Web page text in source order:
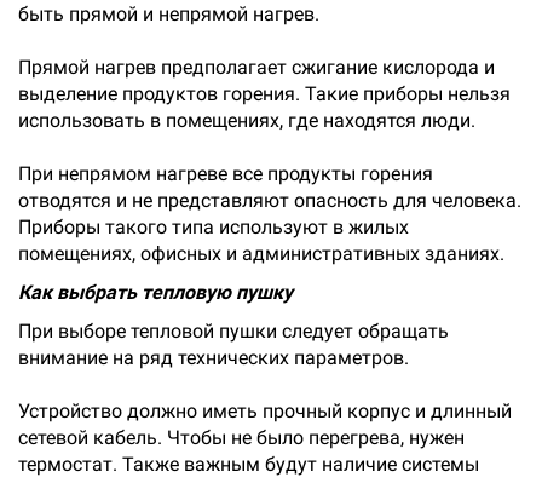
быть прямой и непрямой нагрев.
Прямой нагрев предполагает сжигание кислорода и
выделение продуктов горения. Такие приборы нельзя
использовать в помещениях, где находятся люди.
При непрямом нагреве все продукты горения
отводятся и не представляют опасность для человека.
Приборы такого типа используют в жилых
помещениях, офисных и административных зданиях.
Как выбрать тепловую пушку
При выборе тепловой пушки следует обращать
внимание на ряд технических параметров.
Устройство должно иметь прочный корпус и длинный
сетевой кабель. Чтобы не было перегрева, нужен
термостат. Также важным будут наличие системы